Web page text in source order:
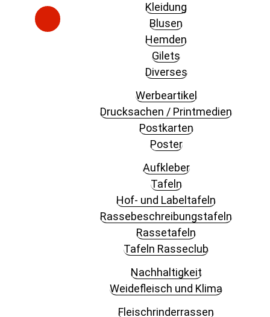
Kleidung
Blusen
Hemden
Gilets
Diverses
Werbeartikel
Drucksachen / Printmedien
Postkarten
Poster
Aufkleber
Tafeln
Hof- und Labeltafeln
Rassebeschreibungstafeln
Rassetafeln
Tafeln Rasseclub
Nachhaltigkeit
Weidefleisch und Klima
Fleisch­rinder­rassen